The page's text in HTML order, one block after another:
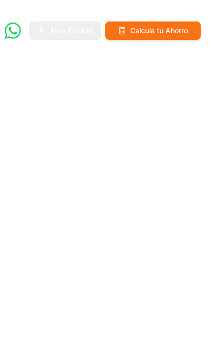
Calcula tu Ahorro